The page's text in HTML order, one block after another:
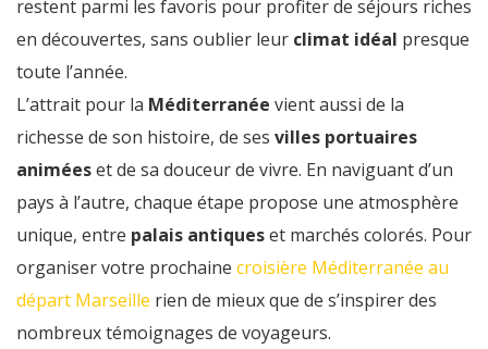
restent parmi les favoris pour profiter de séjours riches
en découvertes, sans oublier leur climat idéal presque
toute l’année.
L’attrait pour la Méditerranée vient aussi de la
richesse de son histoire, de ses villes portuaires
animéeset de sa douceur de vivre. En naviguant d’un
pays à l’autre, chaque étape propose une atmosphère
unique, entre palais antiqueset marchés colorés. Pour
organiser votre prochaine croisière Méditerranée au
départ Marseille rien de mieux que de s’inspirer des
nombreux témoignages de voyageurs.